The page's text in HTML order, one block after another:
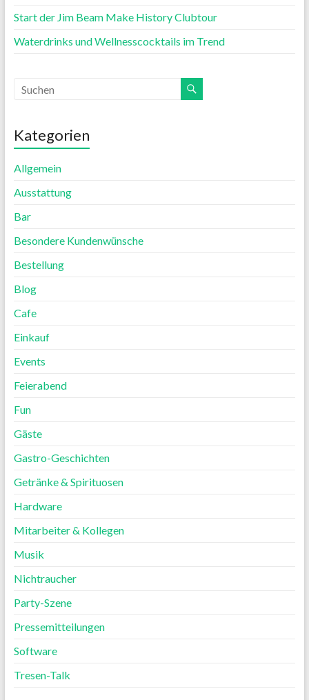
Start der Jim Beam Make History Clubtour
Waterdrinks und Wellnesscocktails im Trend
Kategorien
Allgemein
Ausstattung
Bar
Besondere Kundenwünsche
Bestellung
Blog
Cafe
Einkauf
Events
Feierabend
Fun
Gäste
Gastro-Geschichten
Getränke & Spirituosen
Hardware
Mitarbeiter & Kollegen
Musik
Nichtraucher
Party-Szene
Pressemitteilungen
Software
Tresen-Talk